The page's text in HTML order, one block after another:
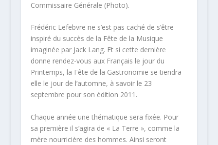
Commissaire Générale (Photo).
Frédéric Lefebvre ne s’est pas caché de s’être
inspiré du succès de la Fête de la Musique
imaginée par Jack Lang. Et si cette dernière
donne rendez-vous aux Français le jour du
Printemps, la Fête de la Gastronomie se tiendra
elle le jour de l’automne, à savoir le 23
septembre pour son édition 2011.
Chaque année une thématique sera fixée. Pour
sa première il s’agira de « La Terre », comme la
mère nourricière des hommes. Ainsi seront